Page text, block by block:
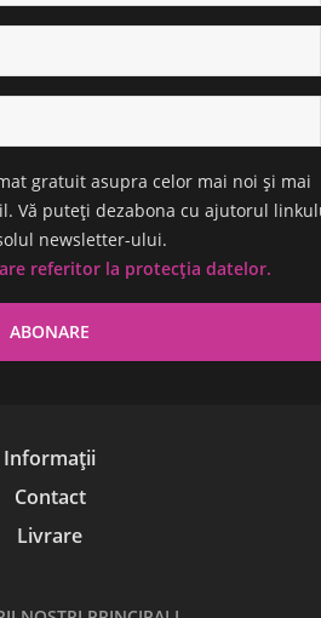
gratuit asupra celor mai noi și mai
Vă puteți dezabona cu ajutorul
newsletter-ului.
referitor la protecția datelor.
Informații
Contact
Livrare